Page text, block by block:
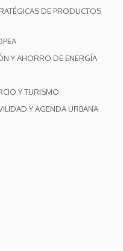
DE PRODUCTOS
Y AHORRO DE ENERGÍA
Y TURISMO
Y AGENDA URBANA